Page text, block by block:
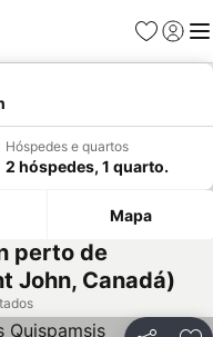
Favoritos
Iniciar
Hóspedes e quartos
2 hóspedes, 1 quarto.
Mapa
perto de
John, Canadá)